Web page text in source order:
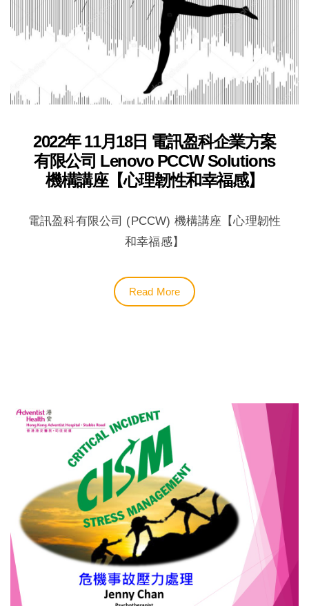
2022年 11月18日 電訊盈科企業方案
有限公司 Lenovo PCCW Solutions
機構講座【心理韌性和幸福感】
電訊盈科有限公司 (PCCW) 機構講座【心理韌性
和幸福感】
Read More